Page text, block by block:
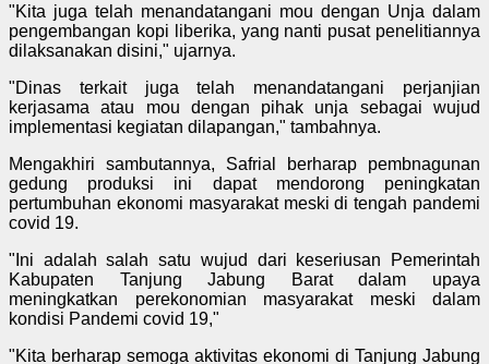
"Kita juga telah menandatangani mou dengan Unja dalam
pengembangan kopi liberika, yang nanti pusat penelitiannya
dilaksanakan disini," ujarnya.
"Dinas terkait juga telah menandatangani perjanjian
kerjasama atau mou dengan pihak unja sebagai wujud
implementasi kegiatan dilapangan," tambahnya.
Mengakhiri sambutannya, Safrial berharap pembnagunan
gedung produksi ini dapat mendorong peningkatan
pertumbuhan ekonomi masyarakat meski di tengah pandemi
covid 19.
"Ini adalah salah satu wujud dari keseriusan Pemerintah
Kabupaten Tanjung Jabung Barat dalam upaya
meningkatkan perekonomian masyarakat meski dalam
kondisi Pandemi covid 19,"
"Kita berharap semoga aktivitas ekonomi di Tanjung Jabung